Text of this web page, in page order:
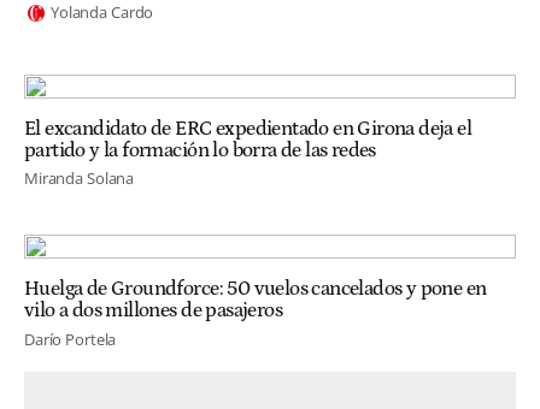
Yolanda Cardo
El excandidato de ERC expedientado en Girona deja el
partido y la formación lo borra de las redes
Miranda Solana
Huelga de Groundforce: 50 vuelos cancelados y pone en
vilo a dos millones de pasajeros
Darío Portela